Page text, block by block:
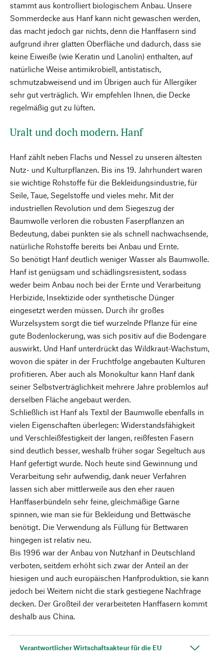
stammt aus kontrolliert biologischem Anbau. Unsere
Sommerdecke aus Hanf kann nicht gewaschen werden,
das macht jedoch gar nichts, denn die Hanffasern sind
aufgrund ihrer glatten Oberfläche und dadurch, dass sie
keine Eiweiße (wie Keratin und Lanolin) enthalten, auf
natürliche Weise antimikrobiell, antistatisch,
schmutzabweisend und im Übrigen auch für Allergiker
sehr gut verträglich. Wir empfehlen Ihnen, die Decke
regelmäßig gut zu lüften.
Uralt und doch modern. Hanf
Hanf zählt neben Flachs und Nessel zu unseren ältesten
Nutz- und Kulturpflanzen. Bis ins 19. Jahrhundert waren
sie wichtige Rohstoffe für die Bekleidungsindustrie, für
Seile, Taue, Segelstoffe und vieles mehr. Mit der
industriellen Revolution und dem Siegeszug der
Baumwolle verloren die robusten Faserpflanzen an
Bedeutung, dabei punkten sie als schnell nachwachsende,
natürliche Rohstoffe bereits bei Anbau und Ernte.
So benötigt Hanf deutlich weniger Wasser als Baumwolle.
Hanf ist genügsam und schädlingsresistent, sodass
weder beim Anbau noch bei der Ernte und Verarbeitung
Herbizide, Insektizide oder synthetische Dünger
eingesetzt werden müssen. Durch ihr großes
Wurzelsystem sorgt die tief wurzelnde Pflanze für eine
gute Bodenlockerung, was sich positiv auf die Bodengare
auswirkt. Und Hanf unterdrückt das Wildkraut-Wachstum,
wovon die später in der Fruchtfolge angebauten Kulturen
profitieren. Aber auch als Monokultur kann Hanf dank
seiner Selbstverträglichkeit mehrere Jahre problemlos auf
derselben Fläche angebaut werden.
Schließlich ist Hanf als Textil der Baumwolle ebenfalls in
vielen Eigenschaften überlegen: Widerstandsfähigkeit
und Verschleißfestigkeit der langen, reißfesten Fasern
sind deutlich besser, weshalb früher sogar Segeltuch aus
Hanf gefertigt wurde. Noch heute sind Gewinnung und
Verarbeitung sehr aufwendig, dank neuer Verfahren
lassen sich aber mittlerweile aus den eher rauen
Hanffaserbündeln sehr feine, gleichmäßige Garne
spinnen, wie man sie für Bekleidung und Bettwäsche
benötigt. Die Verwendung als Füllung für Bettwaren
hingegen ist relativ neu.
Bis 1996 war der Anbau von Nutzhanf in Deutschland
verboten, seitdem erhöht sich zwar der Anteil an der
hiesigen und auch europäischen Hanfproduktion, sie kann
jedoch bei Weitem nicht die stark gestiegene Nachfrage
decken. Der Großteil der verarbeiteten Hanffasern kommt
deshalb aus China.
Verantwortlicher Wirtschaftsakteur für die EU